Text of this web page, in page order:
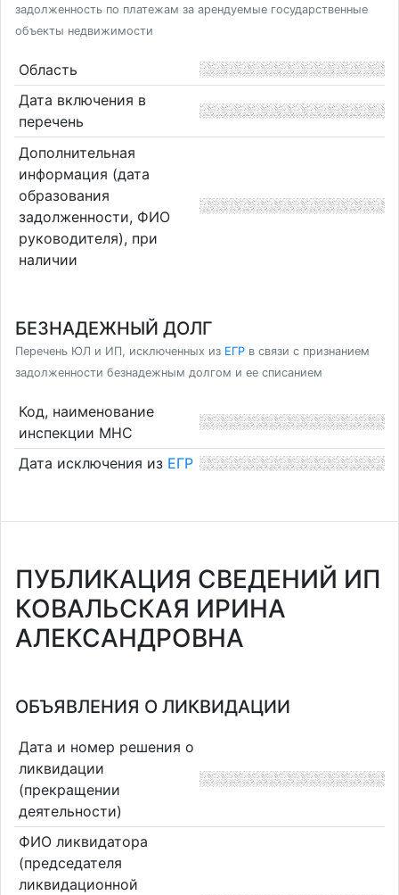
задолженность по платежам за арендуемые государственные
объекты недвижимости
Область
Дата включения в
перечень
Дополнительная
информация (дата
образования
задолженности, ФИО
руководителя), при
наличии
БЕЗНАДЕЖНЫЙ ДОЛГ
Перечень ЮЛ и ИП, исключенных из ЕГР в связи с признанием
задолженности безнадежным долгом и ее списанием
Код, наименование
инспекции МНС
Дата исключения из ЕГР
ПУБЛИКАЦИЯ СВЕДЕНИЙ ИП
КОВАЛЬСКАЯ ИРИНА
АЛЕКСАНДРОВНА
ОБЪЯВЛЕНИЯ О ЛИКВИДАЦИИ
Дата и номер решения о
ликвидации
(прекращении
деятельности)
ФИО ликвидатора
(председателя
ликвидационной